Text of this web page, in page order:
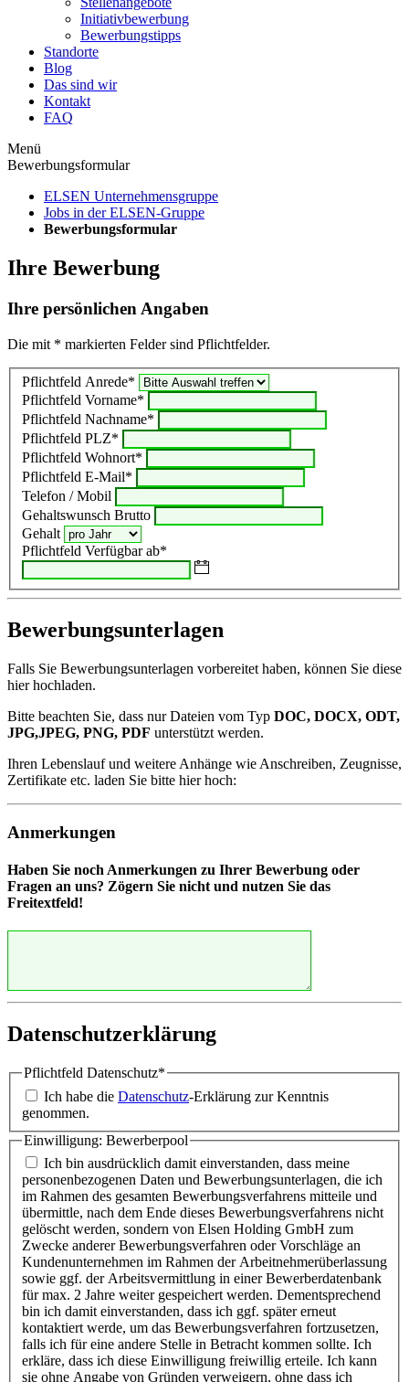
Initiativbewerbung
Bewerbungstipps
Standorte
Blog
Das sind wir
Kontakt
FAQ
Menü
Bewerbungsformular
ELSEN Unternehmensgruppe
Jobs in der ELSEN-Gruppe
Bewerbungsformular
Ihre Bewerbung
Ihre persönlichen Angaben
Die mit * markierten Felder sind Pflichtfelder.
Pflichtfeld Anrede*
Pflichtfeld Vorname*
Pflichtfeld Nachname*
Pflichtfeld PLZ*
Pflichtfeld Wohnort*
Pflichtfeld E-Mail*
Telefon / Mobil
Gehaltswunsch Brutto
Gehalt
Pflichtfeld Verfügbar ab*
Bewerbungsunterlagen
Falls Sie Bewerbungsunterlagen vorbereitet haben, können Sie diese
hier hochladen.
Bitte beachten Sie, dass nur Dateien vom Typ DOC, DOCX, ODT,
JPG,JPEG, PNG, PDF unterstützt werden.
Ihren Lebenslauf und weitere Anhänge wie Anschreiben, Zeugnisse,
Zertifikate etc. laden Sie bitte hier hoch:
Anmerkungen
Haben Sie noch Anmerkungen zu Ihrer Bewerbung oder
Fragen an uns? Zögern Sie nicht und nutzen Sie das
Freitextfeld!
Datenschutzerklärung
Pflichtfeld Datenschutz*
Ich habe die Datenschutz-Erklärung zur Kenntnis
genommen.
Einwilligung: Bewerberpool
Ich bin ausdrücklich damit einverstanden, dass meine
personenbezogenen Daten und Bewerbungsunterlagen, die ich
im Rahmen des gesamten Bewerbungsverfahrens mitteile und
übermittle, nach dem Ende dieses Bewerbungsverfahrens nicht
gelöscht werden, sondern von Elsen Holding GmbH zum
Zwecke anderer Bewerbungsverfahren oder Vorschläge an
Kundenunternehmen im Rahmen der Arbeitnehmerüberlassung
sowie ggf. der Arbeitsvermittlung in einer Bewerberdatenbank
für max. 2 Jahre weiter gespeichert werden. Dementsprechend
bin ich damit einverstanden, dass ich ggf. später erneut
kontaktiert werde, um das Bewerbungsverfahren fortzusetzen,
falls ich für eine andere Stelle in Betracht kommen sollte. Ich
erkläre, dass ich diese Einwilligung freiwillig erteile. Ich kann
sie ohne Angabe von Gründen verweigern, ohne dass ich